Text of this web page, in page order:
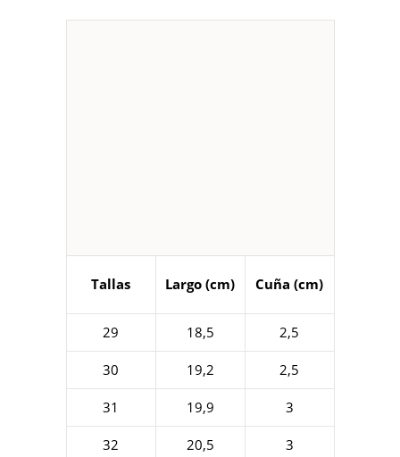
Tallas Largo (cm) Cuña (cm)
29 18,5 2,5
30 19,2 2,5
31 19,9 3
32 20,5 3